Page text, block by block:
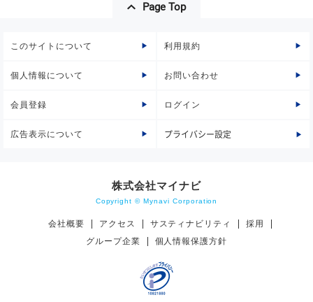
Page Top
このサイトについて 利用規約
個人情報について お問い合わせ
会員登録 ログイン
広告表示について プライバシー設定
株式会社マイナビ
Copyright © Mynavi Corporation
会社概要 アクセス サスティナビリティ
採用
グループ企業
個人情報保護方針